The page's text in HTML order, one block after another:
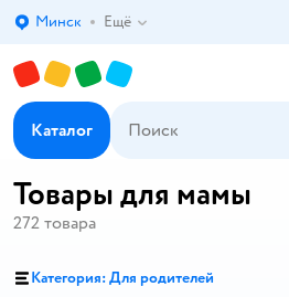
Выбор адреса доставки.
Минск Ещё
Каталог
Товары для мамы
272 товара
Категория: Для родителей